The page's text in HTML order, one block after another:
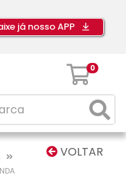
já nosso APP
0
VOLTAR